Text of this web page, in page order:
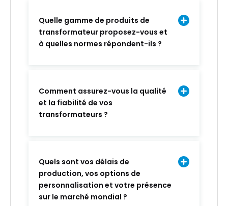
Quelle gamme de produits de
transformateur proposez-vous et
à quelles normes répondent-ils ?
Comment assurez-vous la qualité
et la fiabilité de vos
transformateurs ?
Quels sont vos délais de
production, vos options de
personnalisation et votre présence
sur le marché mondial ?